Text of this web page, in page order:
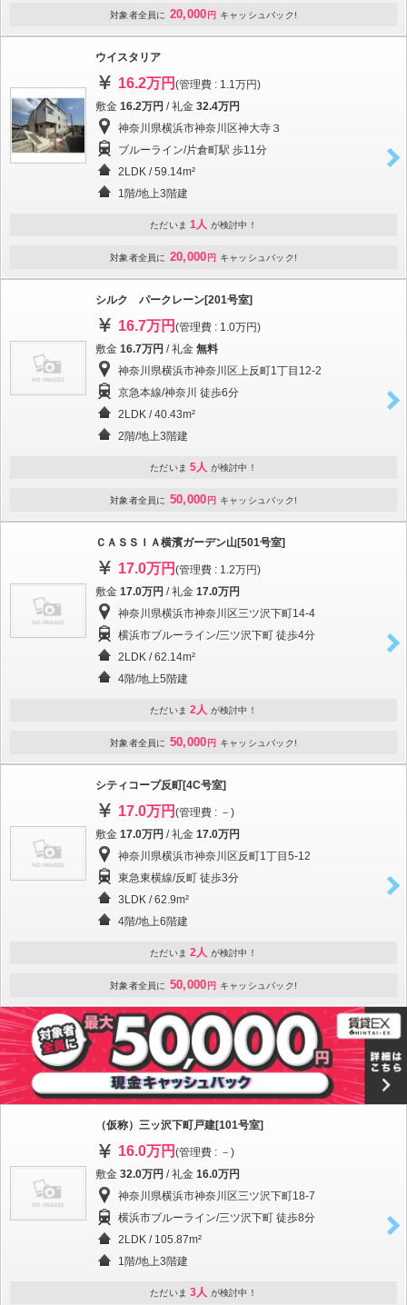
対象者全員に 20,000 円 キャッシュバック!
ウイスタリア
16.2万円 (管理費 : 1.1万円)
敷金 16.2万円 / 礼金 32.4万円
神奈川県横浜市神奈川区神大寺３
ブルーライン/片倉町駅 歩11分
2LDK / 59.14m²
1階/地上3階建
ただいま 1人 が検討中！
対象者全員に 20,000 円 キャッシュバック!
シルク パークレーン[201号室]
16.7万円 (管理費 : 1.0万円)
敷金 16.7万円 / 礼金 無料
神奈川県横浜市神奈川区上反町1丁目12-2
京急本線/神奈川 徒歩6分
2LDK / 40.43m²
2階/地上3階建
ただいま 5人 が検討中！
対象者全員に 50,000 円 キャッシュバック!
ＣＡＳＳＩＡ横濱ガーデン山[501号室]
17.0万円 (管理費 : 1.2万円)
敷金 17.0万円 / 礼金 17.0万円
神奈川県横浜市神奈川区三ツ沢下町14-4
横浜市ブルーライン/三ツ沢下町 徒歩4分
2LDK / 62.14m²
4階/地上5階建
ただいま 2人 が検討中！
対象者全員に 50,000 円 キャッシュバック!
シティコープ反町[4C号室]
17.0万円 (管理費 : －)
敷金 17.0万円 / 礼金 17.0万円
神奈川県横浜市神奈川区反町1丁目5-12
東急東横線/反町 徒歩3分
3LDK / 62.9m²
4階/地上6階建
ただいま 2人 が検討中！
対象者全員に 50,000 円 キャッシュバック!
（仮称）三ッ沢下町戸建[101号室]
16.0万円 (管理費 : －)
敷金 32.0万円 / 礼金 16.0万円
神奈川県横浜市神奈川区三ツ沢下町18-7
横浜市ブルーライン/三ツ沢下町 徒歩8分
2LDK / 105.87m²
1階/地上3階建
ただいま 3人 が検討中！